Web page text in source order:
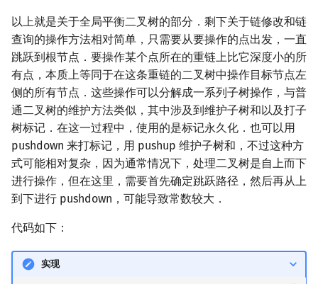
以上就是关于全局平衡二叉树的部分．剩下关于链修改和链
查询的操作方法相对简单，只需要从要操作的点出发，一直
跳跃到根节点．要操作某个点所在的重链上比它深度小的所
有点，本质上等同于在这条重链的二叉树中操作目标节点左
侧的所有节点．这些操作可以分解成一系列子树操作，与普
通二叉树的维护方法类似，其中涉及到维护子树和以及打子
树标记．在这一过程中，使用的是标记永久化．也可以用
pushdown 来打标记，用 pushup 维护子树和，不过这种方
式可能相对复杂，因为通常情况下，处理二叉树是自上而下
进行操作，但在这里，需要首先确定跳跃路径，然后再从上
到下进行 pushdown，可能导致常数较大．
代码如下：
实现